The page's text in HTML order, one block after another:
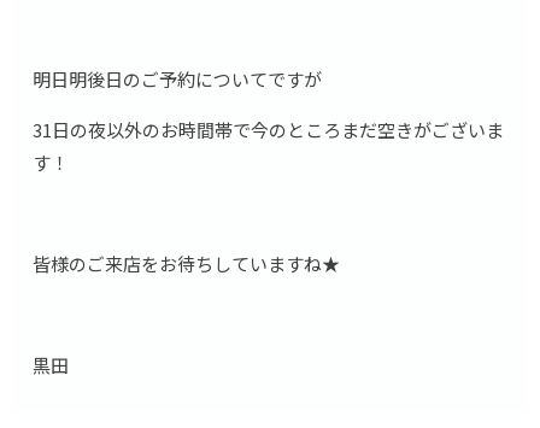
明日明後日のご予約についてですが
31日の夜以外のお時間帯で今のところまだ空きがございま
す！
皆様のご来店をお待ちしていますね★
黒田